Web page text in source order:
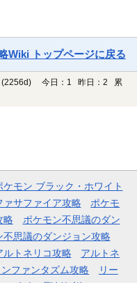
Wiki トップページに戻る
(2256d)
今日：1 昨日：2 累
ケモン ブラック・ホワイト
ァサファイア攻略
ポケモ
略
ポケモン不思議のダン
不思議のダンジョン攻略
ルトネリコ攻略
アルトネ
ファンタズム攻略
リー